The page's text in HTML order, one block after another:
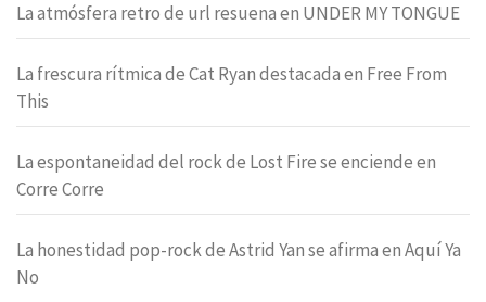
La atmósfera retro de url resuena en UNDER MY TONGUE
La frescura rítmica de Cat Ryan destacada en Free From
This
La espontaneidad del rock de Lost Fire se enciende en
Corre Corre
La honestidad pop-rock de Astrid Yan se afirma en Aquí Ya
No